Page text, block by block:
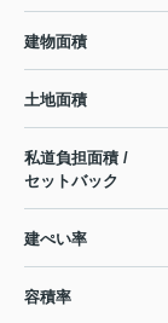
建物面積
土地面積
私道負担面積 /
セットバック
建ぺい率
容積率